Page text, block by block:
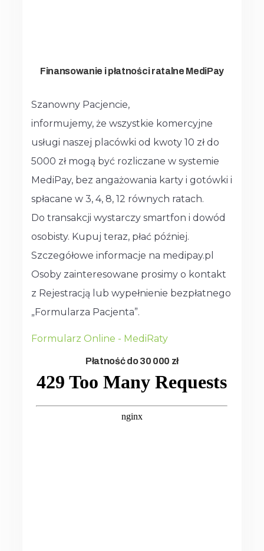
Finansowanie i płatności ratalne MediPay
Szanowny Pacjencie,
informujemy, że wszystkie komercyjne
usługi naszej placówki od kwoty 10 zł do
5000 zł mogą być rozliczane w systemie
MediPay, bez angażowania karty i gotówki i
spłacane w 3, 4, 8, 12 równych ratach.
Do transakcji wystarczy smartfon i dowód
osobisty. Kupuj teraz, płać później.
Szczegółowe informacje na medipay.pl
Osoby zainteresowane prosimy o kontakt
z Rejestracją lub wypełnienie bezpłatnego
„Formularza Pacjenta”.
Formularz Online - MediRaty
Płatność do 30 000 zł